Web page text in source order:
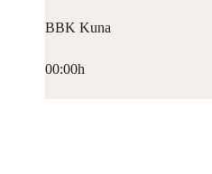
BBK Kuna
00:00h